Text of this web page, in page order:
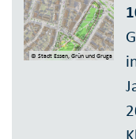
© Stadt Essen, Grün und Gruga